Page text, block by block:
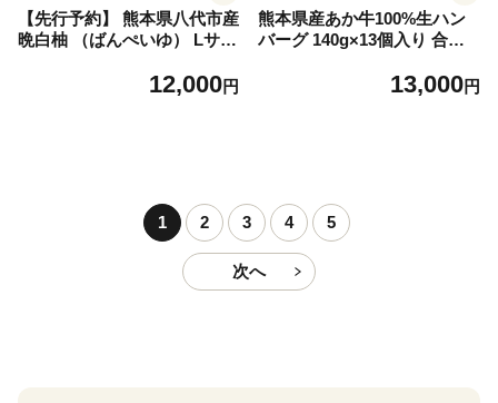
【先行予約】 熊本県八代市産
晩白柚 （ばんぺいゆ） Lサイ
もの フルーツ おやつ 特産 熊
12,000円
熊本県産あか牛100%生ハン
バーグ 140g×13個入り 合計1
に出荷予定(土日祝除く)》熊
13,000円
1 2 3 4 5
次へ